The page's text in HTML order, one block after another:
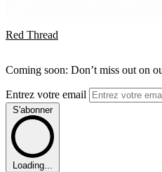
Red Thread
Coming soon: Don’t miss out on
Entrez votre email
S'abonner
Loading...